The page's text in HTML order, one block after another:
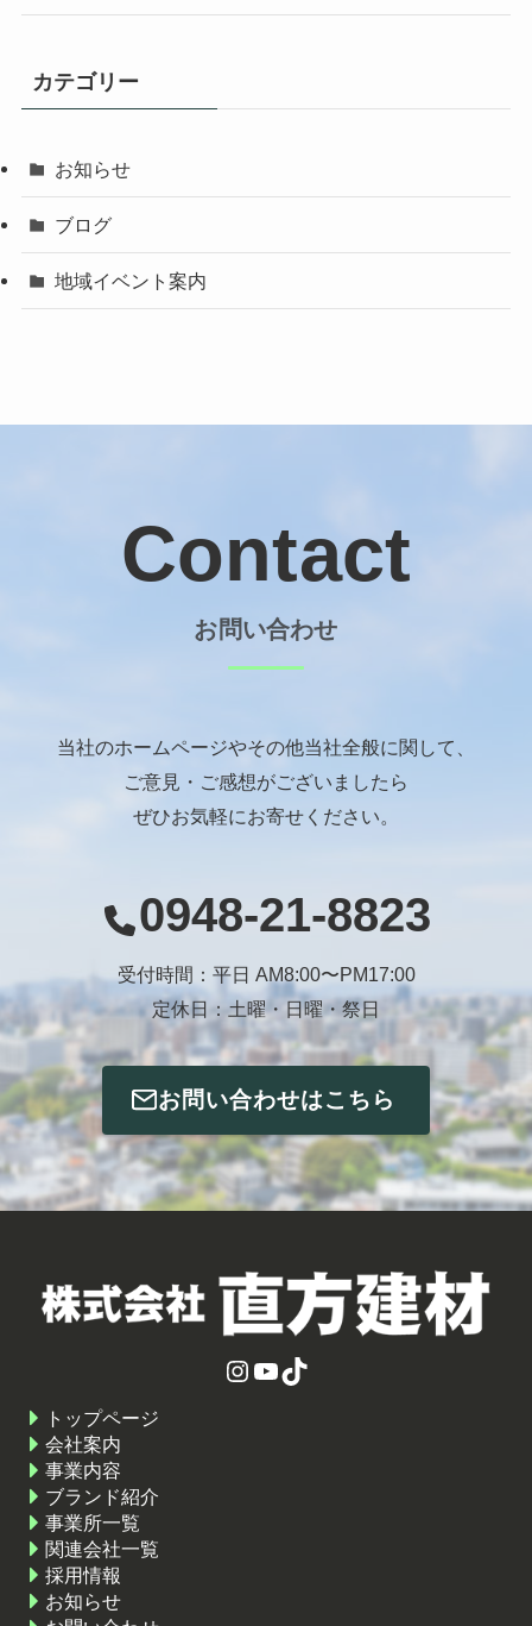
カテゴリー
お知らせ
ブログ
地域イベント案内
Contact
お問い合わせ
当社のホームページやその他当社全般に関して、
ご意見・ご感想がございましたら
ぜひお気軽にお寄せください。
0948-21-8823
受付時間：平日 AM8:00〜PM17:00
定休日：土曜・日曜・祭日
お問い合わせはこちら
Instagram
YouTube
TikTok
トップページ
会社案内
事業内容
ブランド紹介
事業所一覧
関連会社一覧
採用情報
お知らせ